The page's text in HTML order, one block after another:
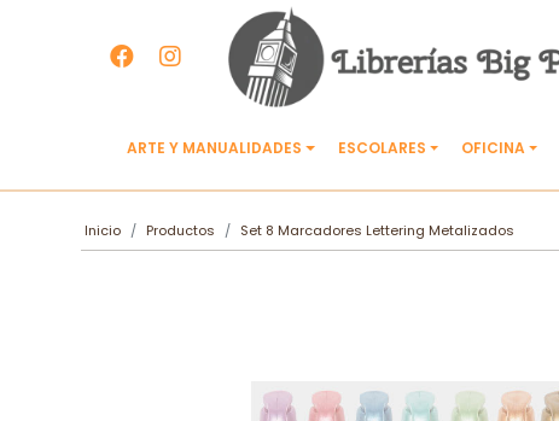
ARTE Y MANUALIDADES ESCOLARES OFICINA
Inicio Productos Set 8 Marcadores Lettering Metalizados